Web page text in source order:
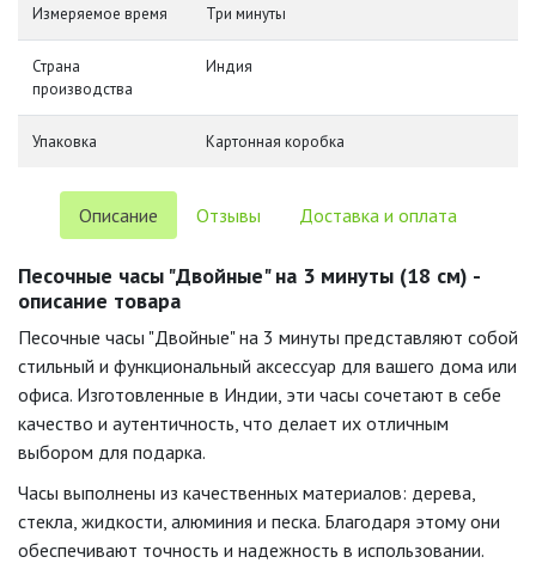
Измеряемое время Три минуты
Страна
производства
Индия
Упаковка Картонная коробка
Описание Отзывы Доставка и оплата
Песочные часы "Двойные" на 3 минуты (18 см) -
описание товара
Песочные часы "Двойные" на 3 минуты представляют собой
стильный и функциональный аксессуар для вашего дома или
офиса. Изготовленные в Индии, эти часы сочетают в себе
качество и аутентичность, что делает их отличным
выбором для подарка.
Часы выполнены из качественных материалов: дерева,
стекла, жидкости, алюминия и песка. Благодаря этому они
обеспечивают точность и надежность в использовании.